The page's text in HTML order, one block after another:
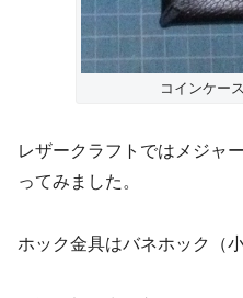
コインケー
レザークラフトではメジャ
ってみました。
ホック金具はバネホック（